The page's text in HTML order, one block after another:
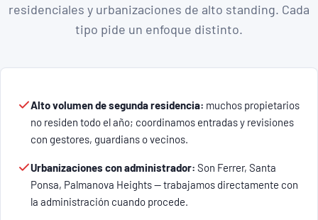
residenciales y urbanizaciones de alto standing. Cada
tipo pide un enfoque distinto.
Alto volumen de segunda residencia: muchos propietarios
no residen todo el año; coordinamos entradas y revisiones
con gestores, guardians o vecinos.
Urbanizaciones con administrador: Son Ferrer, Santa
Ponsa, Palmanova Heights — trabajamos directamente con
la administración cuando procede.